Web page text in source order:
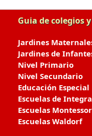
Guia de colegios
Jardines
Jardines de
Nivel Primario
Nivel Secundario
Educación Especial
Escuelas de
Escuelas
Escuelas Waldorf